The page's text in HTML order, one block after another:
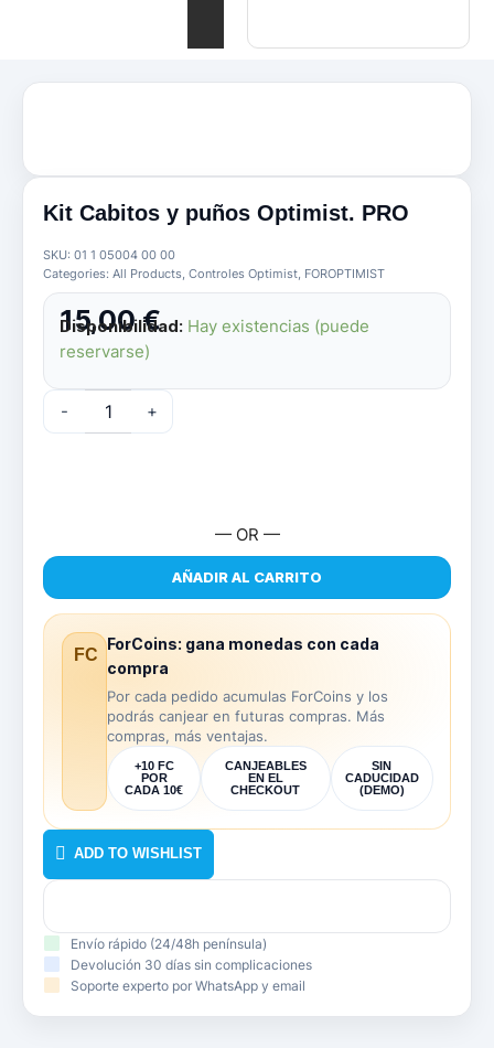
Kit Cabitos y puños Optimist. PRO
SKU: 01 1 05004 00 00
Categories: All Products Controles Optimist FOROPTIMIST
15,00€
Disponibilidad: Hay existencias (puede
reservarse)
-
Kit
+
— OR —
AÑADIR AL CARRITO
FC
ForCoins: gana monedas con cada
compra
Por cada pedido acumulas ForCoins y los
podrás canjear en futuras compras. Más
compras, más ventajas.
+10 FC
POR
CADA 10€
CANJEABLES
EN EL
CHECKOUT
SIN
CADUCIDAD
(DEMO)
ADD TO WISHLIST
Envío rápido (24/48h península)
Devolución 30 días sin complicaciones
Soporte experto por WhatsApp y email